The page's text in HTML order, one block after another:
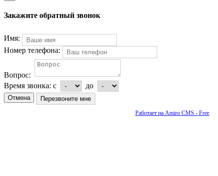
Закажите обратный звонок
Имя:
Номер телефона:
Вопрос:
Время звонка: с до
Отмена
Работает на Amiro CMS - Free